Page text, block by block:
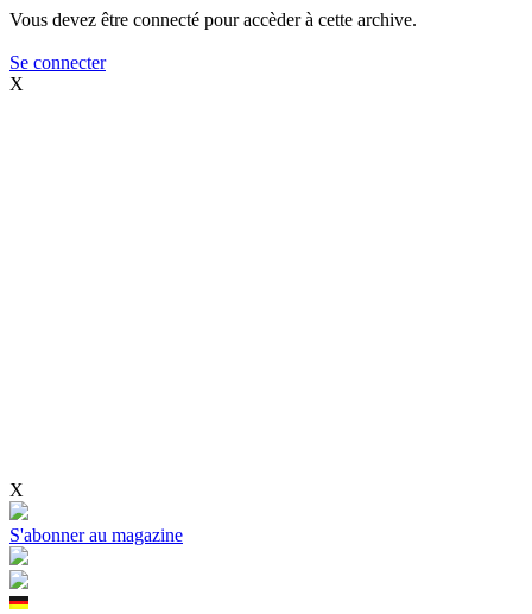
Vous devez être connecté pour accèder à cette archive.
Se connecter
X
X
S'abonner au magazine